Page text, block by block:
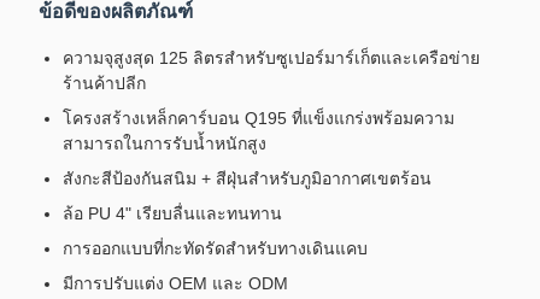
ข้อดีของผลิตภัณฑ์
ความจุสูงสุด 125 ลิตรสำหรับซูเปอร์มาร์เก็ตและเครือข่าย
ร้านค้าปลีก
โครงสร้างเหล็กคาร์บอน Q195 ที่แข็งแกร่งพร้อมความ
สามารถในการรับน้ำหนักสูง
สังกะสีป้องกันสนิม + สีฝุ่นสำหรับภูมิอากาศเขตร้อน
ล้อ PU 4" เรียบลื่นและทนทาน
การออกแบบที่กะทัดรัดสำหรับทางเดินแคบ
มีการปรับแต่ง OEM และ ODM